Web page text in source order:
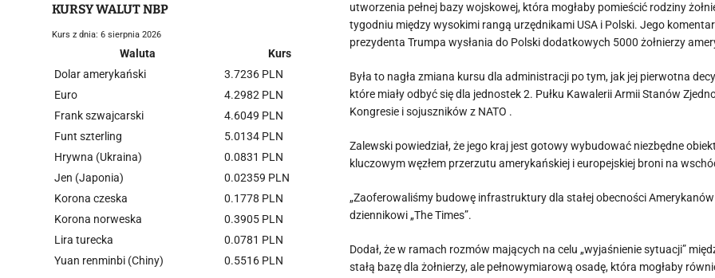
utworzenia pełnej bazy wojskowej, która mogłaby pomieścić rodziny
tygodniu między wysokimi rangą urzędnikami USA i Polski. Jego
prezydenta Trumpa wysłania do Polski dodatkowych 5000 żołnierzy
Była to nagła zmiana kursu dla administracji po tym, jak jej pierwotna
które miały odbyć się dla jednostek 2. Pułku Kawalerii Armii Stanów
Kongresie i sojuszników z NATO .
Zalewski powiedział, że jego kraj jest gotowy wybudować niezbędne
kluczowym węzłem przerzutu amerykańskiej i europejskiej broni na
„Zaoferowaliśmy budowę infrastruktury dla stałej obecności
dziennikowi „The Times”.
Dodał, że w ramach rozmów mających na celu „wyjaśnienie sytuacji”
stałą bazę dla żołnierzy, ale pełnowymiarową osadę, która mogłaby
KURSY WALUT NBP
Kurs z dnia: 6 sierpnia 2026
Waluta
Kurs
Dolar amerykański
3.7236 PLN
Euro
4.2982 PLN
Frank szwajcarski
4.6049 PLN
Funt szterling
5.0134 PLN
Hrywna (Ukraina)
0.0831 PLN
Jen (Japonia)
0.02359 PLN
Korona czeska
0.1778 PLN
Korona norweska
0.3905 PLN
Lira turecka
0.0781 PLN
Yuan renminbi (Chiny)
0.5516 PLN